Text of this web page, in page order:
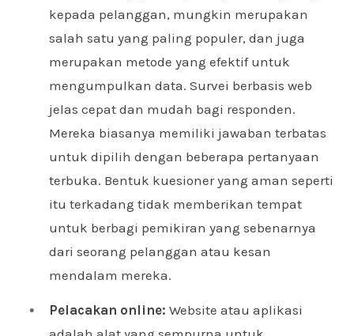
kepada pelanggan, mungkin merupakan
salah satu yang paling populer, dan juga
merupakan metode yang efektif untuk
mengumpulkan data. Survei berbasis web
jelas cepat dan mudah bagi responden.
Mereka biasanya memiliki jawaban terbatas
untuk dipilih dengan beberapa pertanyaan
terbuka. Bentuk kuesioner yang aman seperti
itu terkadang tidak memberikan tempat
untuk berbagi pemikiran yang sebenarnya
dari seorang pelanggan atau kesan
mendalam mereka.
Pelacakan online: Website atau aplikasi